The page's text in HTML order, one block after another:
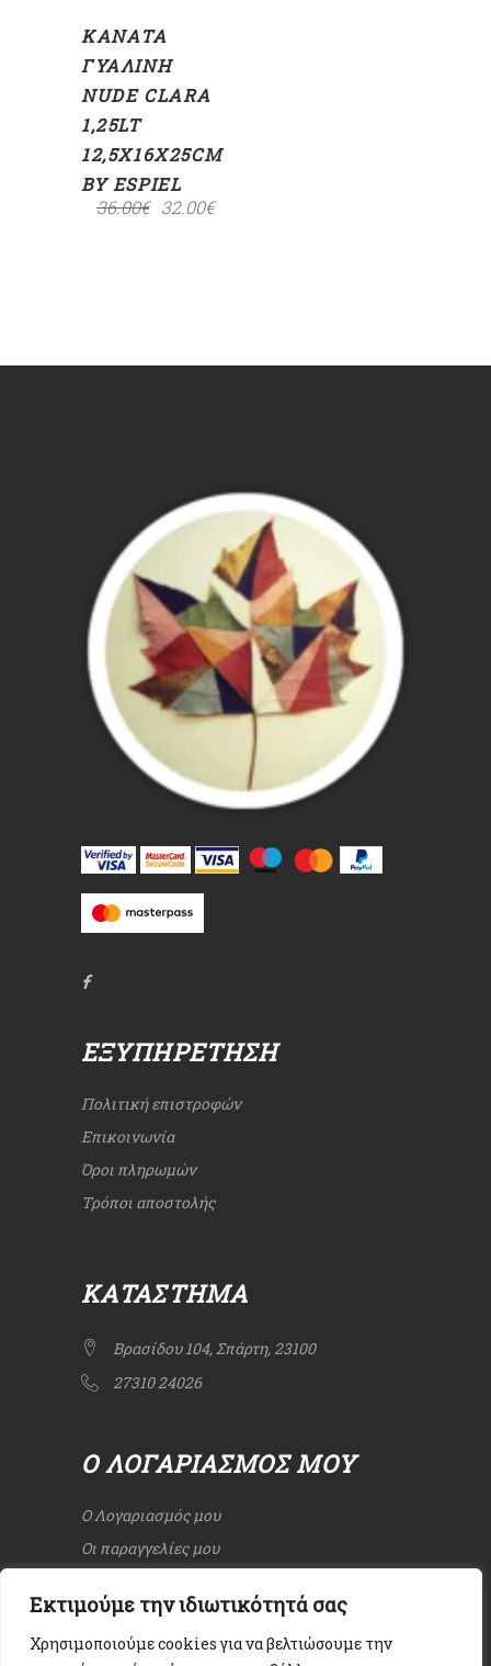
Εκτιμούμε την ιδιωτικότητά σας
Χρησιμοποιούμε cookies για να βελτιώσουμε την
ΚΑΝΆΤΑ
ΓΥΆΛΙΝΗ
NUDE CLARA
1,25LT
12,5X16X25CM
BY ESPIEL
36.00€ 32.00€
ΕΞΥΠΗΡΈΤΗΣΗ
Πολιτική επιστροφών
Επικοινωνία
Όροι πληρωμών
Τρόποι αποστολής
ΚΑΤΆΣΤΗΜΑ
Βρασίδου 104, Σπάρτη, 23100
27310 24026
Ο ΛΟΓΑΡΙΑΣΜΌΣ ΜΟΥ
Ο Λογαριασμός μου
Οι παραγγελίες μου